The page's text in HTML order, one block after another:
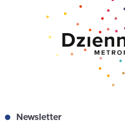
Newsletter